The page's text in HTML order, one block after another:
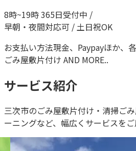
8時~19時 365日受付中 /
早朝・夜間対応可 / 土日祝OK
お支払い方法現金、Paypayほか、
ごみ屋敷片付け AND MORE..
サービス紹介
三次市のごみ屋敷片付け・清掃ご
ーニングなど、幅広くサービスを